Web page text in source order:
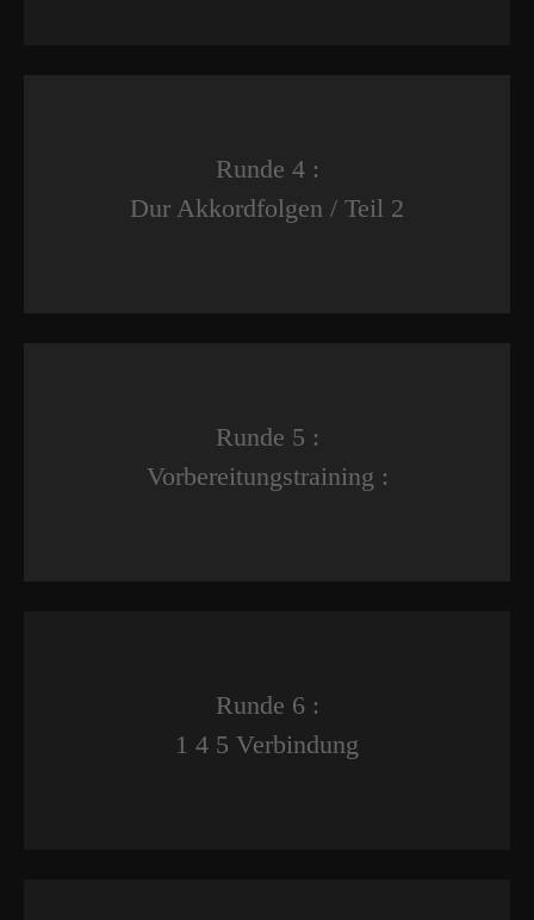
Runde 4 :
Dur Akkordfolgen / Teil 2
Runde 5 :
Vorbereitungstraining :
Runde 6 :
1 4 5 Verbindung